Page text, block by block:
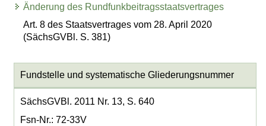
Änderung des Rundfunkbeitragsstaatsvertrages
Art. 8 des Staatsvertrages vom 28. April 2020
(SächsGVBl. S. 381)
Fundstelle und systematische Gliederungsnummer
SächsGVBl. 2011 Nr. 13, S. 640
Fsn-Nr.: 72-33V